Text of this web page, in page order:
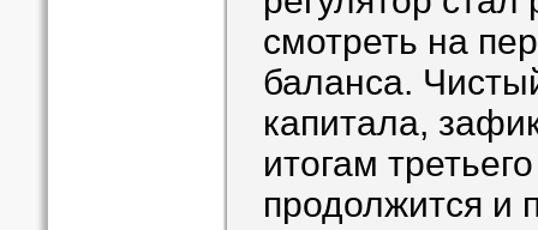
смотреть на
баланса.
капитала,
итогам
продолжится и